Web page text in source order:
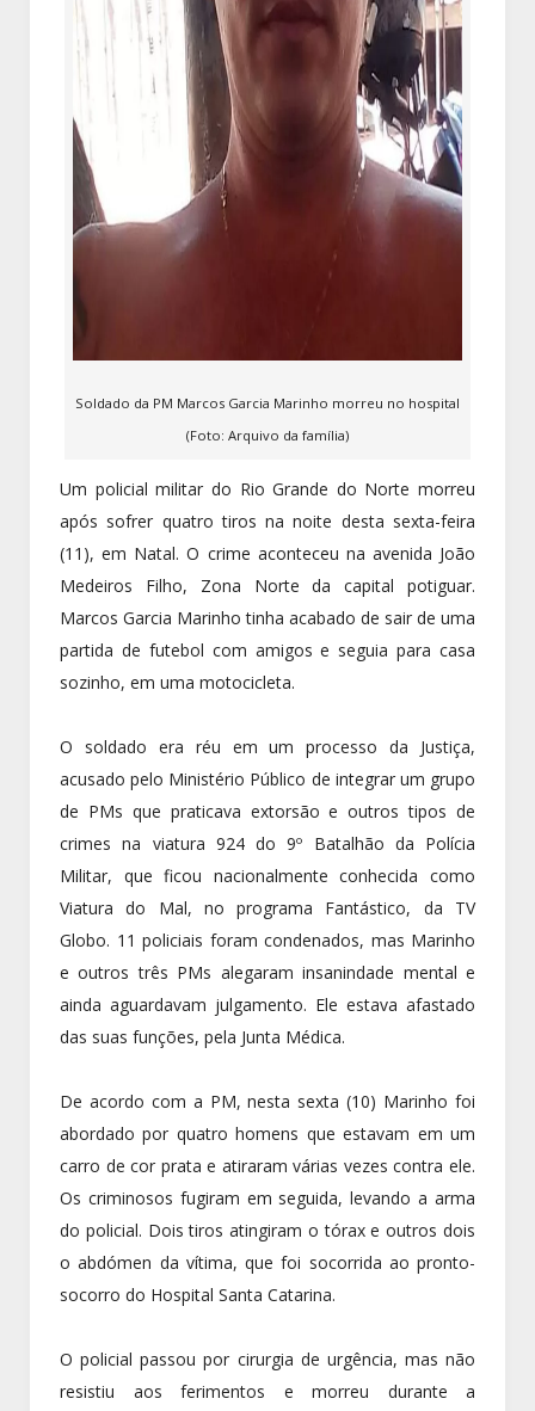
Soldado da PM Marcos Garcia Marinho morreu no hospital
(Foto: Arquivo da família)
Um policial militar do Rio Grande do Norte morreu
após sofrer quatro tiros na noite desta sexta-feira
(11), em Natal. O crime aconteceu na avenida João
Medeiros Filho, Zona Norte da capital potiguar.
Marcos Garcia Marinho tinha acabado de sair de uma
partida de futebol com amigos e seguia para casa
sozinho, em uma motocicleta.
O soldado era réu em um processo da Justiça,
acusado pelo Ministério Público de integrar um grupo
de PMs que praticava extorsão e outros tipos de
crimes na viatura 924 do 9º Batalhão da Polícia
Militar, que ficou nacionalmente conhecida como
Viatura do Mal, no programa Fantástico, da TV
Globo. 11 policiais foram condenados, mas Marinho
e outros três PMs alegaram insanindade mental e
ainda aguardavam julgamento. Ele estava afastado
das suas funções, pela Junta Médica.
De acordo com a PM, nesta sexta (10) Marinho foi
abordado por quatro homens que estavam em um
carro de cor prata e atiraram várias vezes contra ele.
Os criminosos fugiram em seguida, levando a arma
do policial. Dois tiros atingiram o tórax e outros dois
o abdómen da vítima, que foi socorrida ao pronto-
socorro do Hospital Santa Catarina.
O policial passou por cirurgia de urgência, mas não
resistiu aos ferimentos e morreu durante a